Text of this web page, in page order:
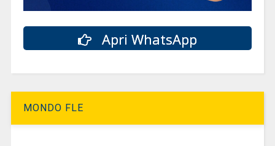
Apri WhatsApp
MONDO FLE